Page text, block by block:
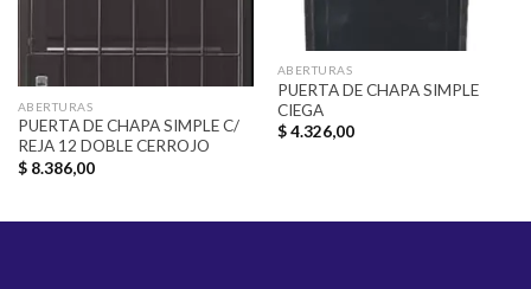
ABERTURAS
PUERTA DE CHAPA SIMPLE C/
REJA 12 DOBLE CERROJO
$8.386,00
ABERTURAS
PUERTA DE CHAPA SIMPLE
CIEGA
$4.326,00